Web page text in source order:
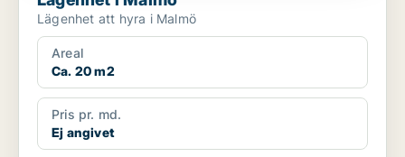
Lägenhet att hyra i Malmö
Areal
Ca. 20 m2
Pris pr. md.
Ej angivet